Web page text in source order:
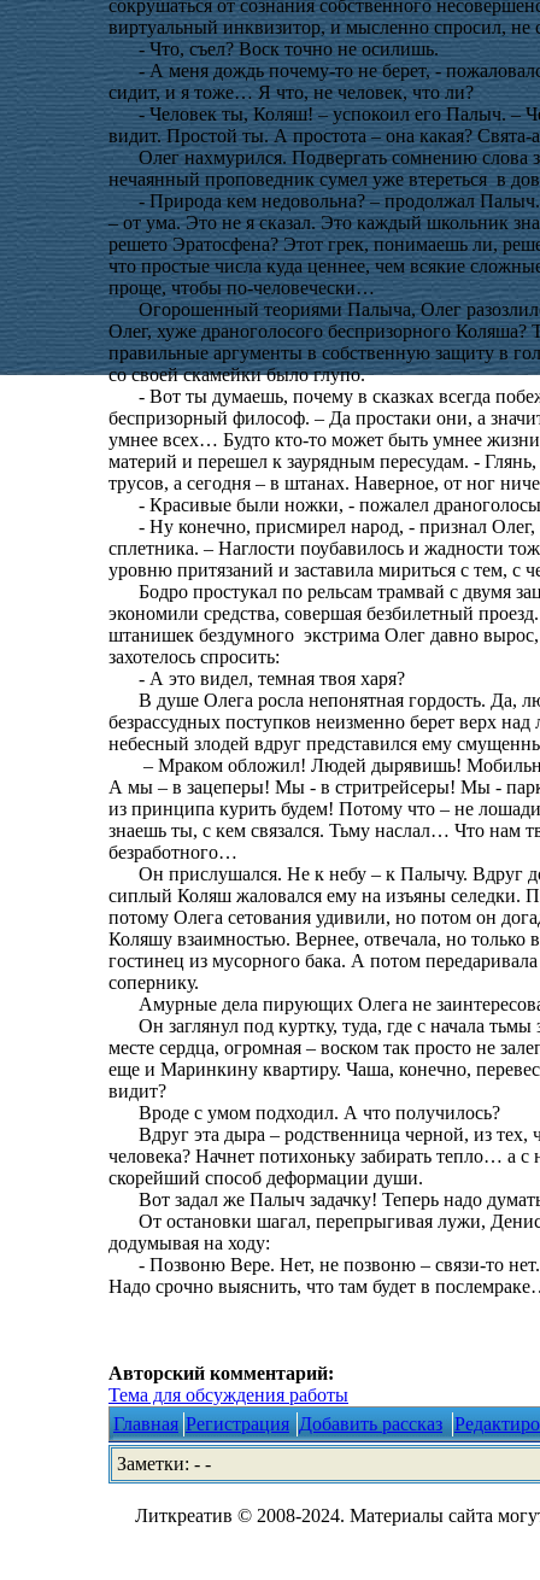
сокрушаться от сознания собственного
виртуальный инквизитор, и мысленно спросил, не
- Что, съел? Воск точно не осилишь.
- А меня дождь почему-то не берет, -
сидит, и я тоже… Я что, не человек, что ли?
- Человек ты, Коляш! – успокоил его Палыч. –
видит. Простой ты. А простота – она какая?
Олег нахмурился. Подвергать сомнению слова
нечаянный проповедник сумел уже втереться в
- Природа кем недовольна? – продолжал
– от ума. Это не я сказал. Это каждый школьник
решето Эратосфена? Этот грек, понимаешь ли,
что простые числа куда ценнее, чем всякие
проще, чтобы по-человечески…
Огорошенный теориями Палыча, Олег
Олег, хуже драноголосого беспризорного Коляша?
правильные аргументы в собственную защиту в
со своей скамейки было глупо.
- Вот ты думаешь, почему в сказках всегда
беспризорный философ. – Да простаки они, а
умнее всех… Будто кто-то может быть умнее
материй и перешел к заурядным пересудам. -
трусов, а сегодня – в штанах. Наверное, от ног
- Красивые были ножки, - пожалел
- Ну конечно, присмирел народ, - признал Олег,
сплетника. – Наглости поубавилось и жадности
уровню притязаний и заставила мириться с тем, с
Бодро простукал по рельсам трамвай с двумя
экономили средства, совершая безбилетный
штанишек бездумного экстрима Олег давно
захотелось спросить:
- А это видел, темная твоя харя?
В душе Олега росла непонятная гордость.
безрассудных поступков неизменно берет верх
небесный злодей вдруг представился ему
– Мраком обложил! Людей дырявишь!
А мы – в зацеперы! Мы - в стритрейсеры! Мы -
из принципа курить будем! Потому что – не
знаешь ты, с кем связался. Тьму наслал… Что нам
безработного…
Он прислушался. Не к небу – к Палычу. Вдруг
сиплый Коляш жаловался ему на изъяны селедки.
потому Олега сетования удивили, но потом он
Коляшу взаимностью. Вернее, отвечала, но только
гостинец из мусорного бака. А потом
сопернику.
Амурные дела пирующих Олега не
Он заглянул под куртку, туда, где с начала
месте сердца, огромная – воском так просто не
еще и Маринкину квартиру. Чаша, конечно,
видит?
Вроде с умом подходил. А что получилось?
Вдруг эта дыра – родственница черной, из тех,
человека? Начнет потихоньку забирать тепло… а
скорейший способ деформации души.
Вот задал же Палыч задачку! Теперь надо
От остановки шагал, перепрыгивая лужи,
додумывая на ходу:
- Позвоню Вере. Нет, не позвоню – связи-то
Надо срочно выяснить, что там будет в
Авторский комментарий:
Тема для обсуждения работы
Главная Регистрация Добавить рассказ
Заметки: - -
Литкреатив © 2008-2024. Материалы сайта